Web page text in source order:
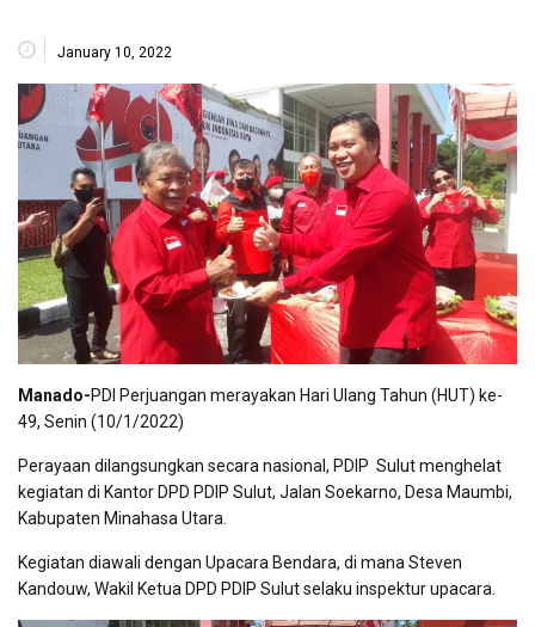
January 10, 2022
Manado-PDI Perjuangan merayakan Hari Ulang Tahun (HUT) ke-
49, Senin (10/1/2022)
Perayaan dilangsungkan secara nasional, PDIP Sulut menghelat
kegiatan di Kantor DPD PDIP Sulut, Jalan Soekarno, Desa Maumbi,
Kabupaten Minahasa Utara.
Kegiatan diawali dengan Upacara Bendara, di mana Steven
Kandouw, Wakil Ketua DPD PDIP Sulut selaku inspektur upacara.